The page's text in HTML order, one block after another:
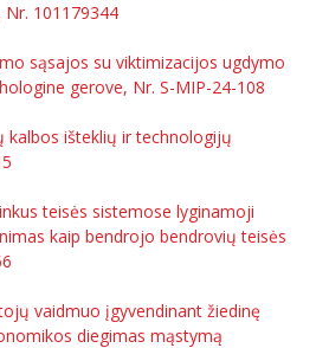
101179344
sąsajos su viktimizacijos ugdymo
gerove, Nr. S-MIP-24-108
kalbos išteklių ir technologijų
teisės sistemose lyginamoji
kaip bendrojo bendrovių teisės
vaidmuo įgyvendinant žiedinę
diegimas mąstymą